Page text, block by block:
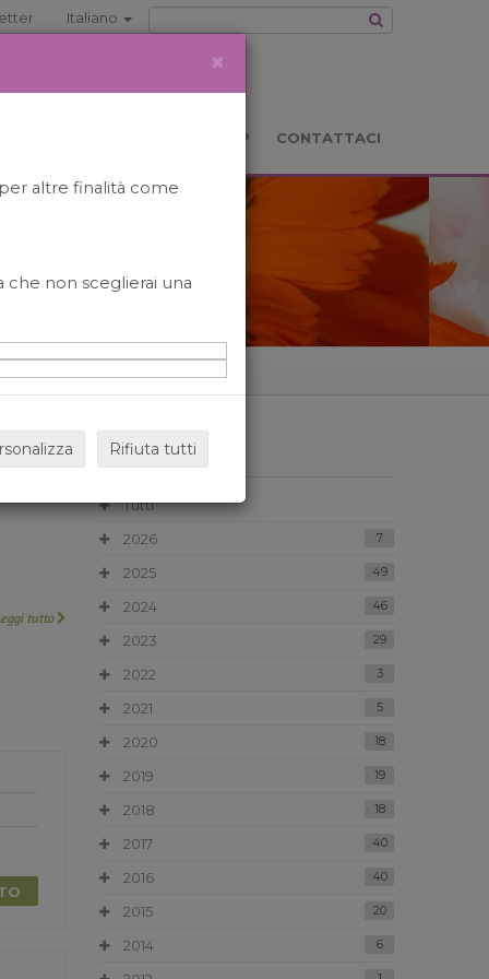
Italiano
BOOKSHOP CONTATTACI
tutto
ARCHIVIO
Tutti
2026
7
2025 49
2024 46
2023 29
2022 3
2021 5
2020 18
2019 19
2018 18
2017 40
2016 40
2015 20
2014 6
×
altre finalità come
che non sceglierai una
Rifiuta tutti